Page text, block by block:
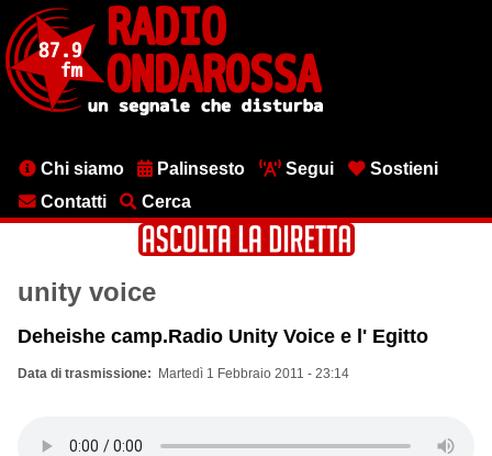
contenuto
principale
MenuChi siamo Palinsesto Segui
Sostieni
Contatti
Cerca
unity voice
Deheishe camp.Radio Unity Voice e l' Egitto
Data di trasmissione Martedì 1 Febbraio 2011 - 23:14